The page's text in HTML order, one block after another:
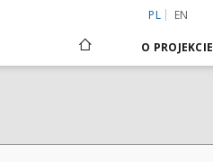
PL EN
O PROJEKCIE